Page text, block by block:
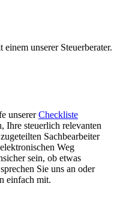
unserer Steuerberater.
unsererCheckliste
Ihre steuerlich relevanten
Sachbearbeiter
Weg
sein, ob etwas
Sie uns an oder
einfach mit.